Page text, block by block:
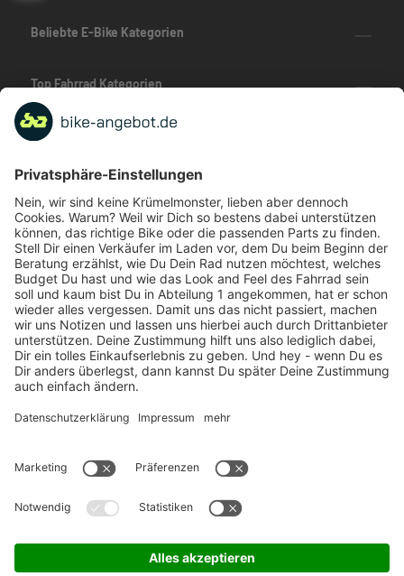
Beliebte E-Bike Kategorien
Top Fahrrad Kategorien
Beliebte Fahrrad-Kategorien
Marken-Highlights
TOP-Marken
ZAHLUNGSARTEN / RATENKAUF
FÜR ARBEITGEBER & ARBEITNEHMER